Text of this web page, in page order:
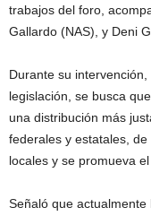
trabajos del foro,
Gallardo (NAS), y Deni
Durante su
legislación, se busca
una distribución más
federales y estatales,
locales y se promueva
Señaló que